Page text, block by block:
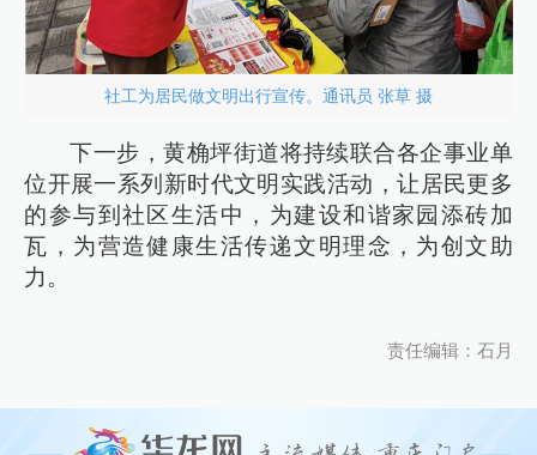
社工为居民做文明出行宣传。通讯员 张草 摄
下一步，黄桷坪街道将持续联合各企事业单
位开展一系列新时代文明实践活动，让居民更多
的参与到社区生活中，为建设和谐家园添砖加
瓦，为营造健康生活传递文明理念，为创文助
力。
责任编辑：石月